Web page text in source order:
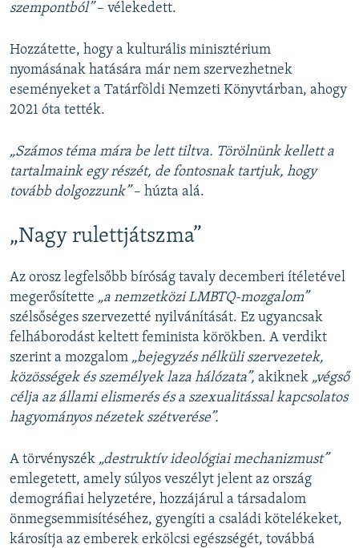
szempontból”– vélekedett.
Hozzátette, hogy a kulturális minisztérium
nyomásának hatására már nem szervezhetnek
eseményeket a Tatárföldi Nemzeti Könyvtárban, ahogy
2021 óta tették.
„Számos téma mára be lett tiltva. Törölnünk kellett a
tartalmaink egy részét, de fontosnak tartjuk, hogy
tovább dolgozzunk”– húzta alá.
„Nagy rulettjátszma”
Az orosz legfelsőbb bíróság tavaly decemberi ítéletével
megerősítette „a nemzetközi LMBTQ-mozgalom”
szélsőséges szervezetté nyilvánítását. Ez ugyancsak
felháborodást keltett feminista körökben. A verdikt
szerint a mozgalom „bejegyzés nélküli szervezetek,
közösségek és személyek laza hálózata”, akiknek „végső
célja az állami elismerés és a szexualitással kapcsolatos
hagyományos nézetek szétverése”.
A törvényszék „destruktív ideológiai mechanizmust”
emlegetett, amely súlyos veszélyt jelent az ország
demográfiai helyzetére, hozzájárul a társadalom
önmegsemmisítéséhez, gyengíti a családi kötelékeket,
károsítja az emberek erkölcsi egészségét, továbbá